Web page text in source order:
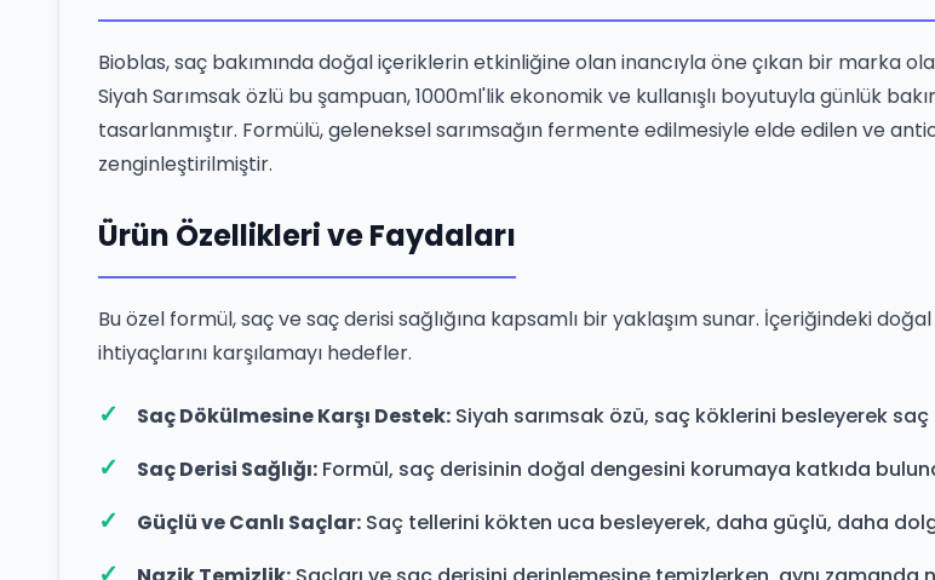
Bioblas, saç bakımında doğal içeriklerin etkinliğine olan inancıyla öne çıkan bir marka
Siyah Sarımsak özlü bu şampuan, 1000ml'lik ekonomik ve kullanışlı boyutuyla günlük
tasarlanmıştır. Formülü, geleneksel sarımsağın fermente edilmesiyle elde edilen ve
zenginleştirilmiştir.
Ürün Özellikleri ve Faydaları
Bu özel formül, saç ve saç derisi sağlığına kapsamlı bir yaklaşım sunar. İçeriğindeki
ihtiyaçlarını karşılamayı hedefler.
Saç Dökülmesine Karşı Destek: Siyah sarımsak özü, saç köklerini besleyerek
Saç Derisi Sağlığı: Formül, saç derisinin doğal dengesini korumaya katkıda
Güçlü ve Canlı Saçlar: Saç tellerini kökten uca besleyerek, daha güçlü, daha